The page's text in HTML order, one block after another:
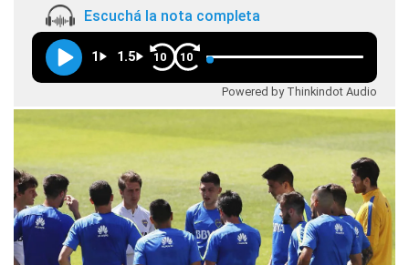
Escuchá la nota completa
1 1.5 10 10
Powered by Thinkindot Audio